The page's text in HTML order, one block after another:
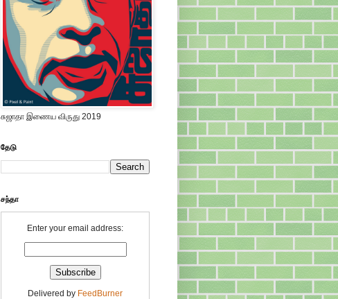
சுஜாதா இணைய விருது 2019
தேடு
சந்தா
Enter your email address:
Delivered by FeedBurner